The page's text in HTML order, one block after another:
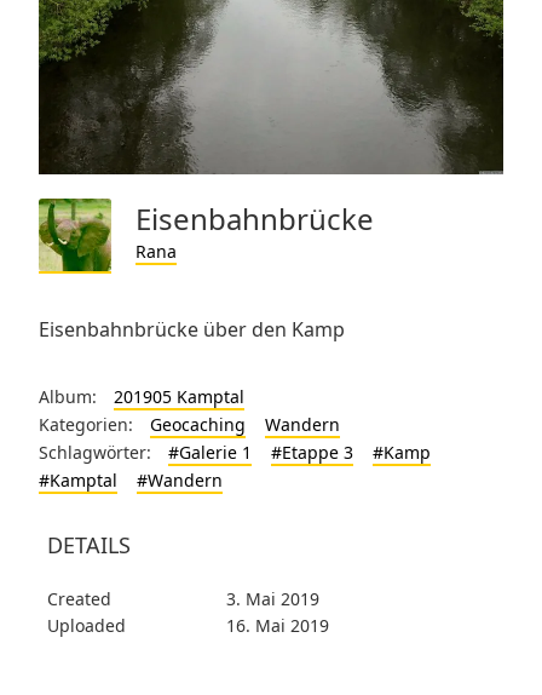
Eisenbahnbrücke
Rana
Eisenbahnbrücke über den Kamp
Album:
201905 Kamptal
Kategorien:
Geocaching
Wandern
Schlagwörter:
#Galerie 1 #Etappe 3
#Kamp
#Kamptal
#Wandern
DETAILS
Created
3. Mai 2019
Uploaded
16. Mai 2019